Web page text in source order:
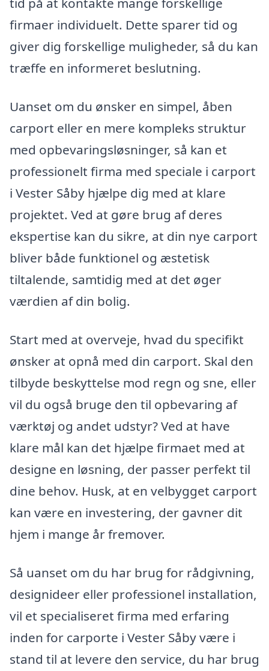
firmaer individuelt. Dette sparer tid og
giver dig forskellige muligheder, så du kan
træffe en informeret beslutning.
Uanset om du ønsker en simpel, åben
carport eller en mere kompleks struktur
med opbevaringsløsninger, så kan et
professionelt firma med speciale i carport
i Vester Såby hjælpe dig med at klare
projektet. Ved at gøre brug af deres
ekspertise kan du sikre, at din nye carport
bliver både funktionel og æstetisk
tiltalende, samtidig med at det øger
værdien af din bolig.
Start med at overveje, hvad du specifikt
ønsker at opnå med din carport. Skal den
tilbyde beskyttelse mod regn og sne, eller
vil du også bruge den til opbevaring af
værktøj og andet udstyr? Ved at have
klare mål kan det hjælpe firmaet med at
designe en løsning, der passer perfekt til
dine behov. Husk, at en velbygget carport
kan være en investering, der gavner dit
hjem i mange år fremover.
Så uanset om du har brug for rådgivning,
designideer eller professionel installation,
vil et specialiseret firma med erfaring
inden for carporte i Vester Såby være i
stand til at levere den service, du har brug